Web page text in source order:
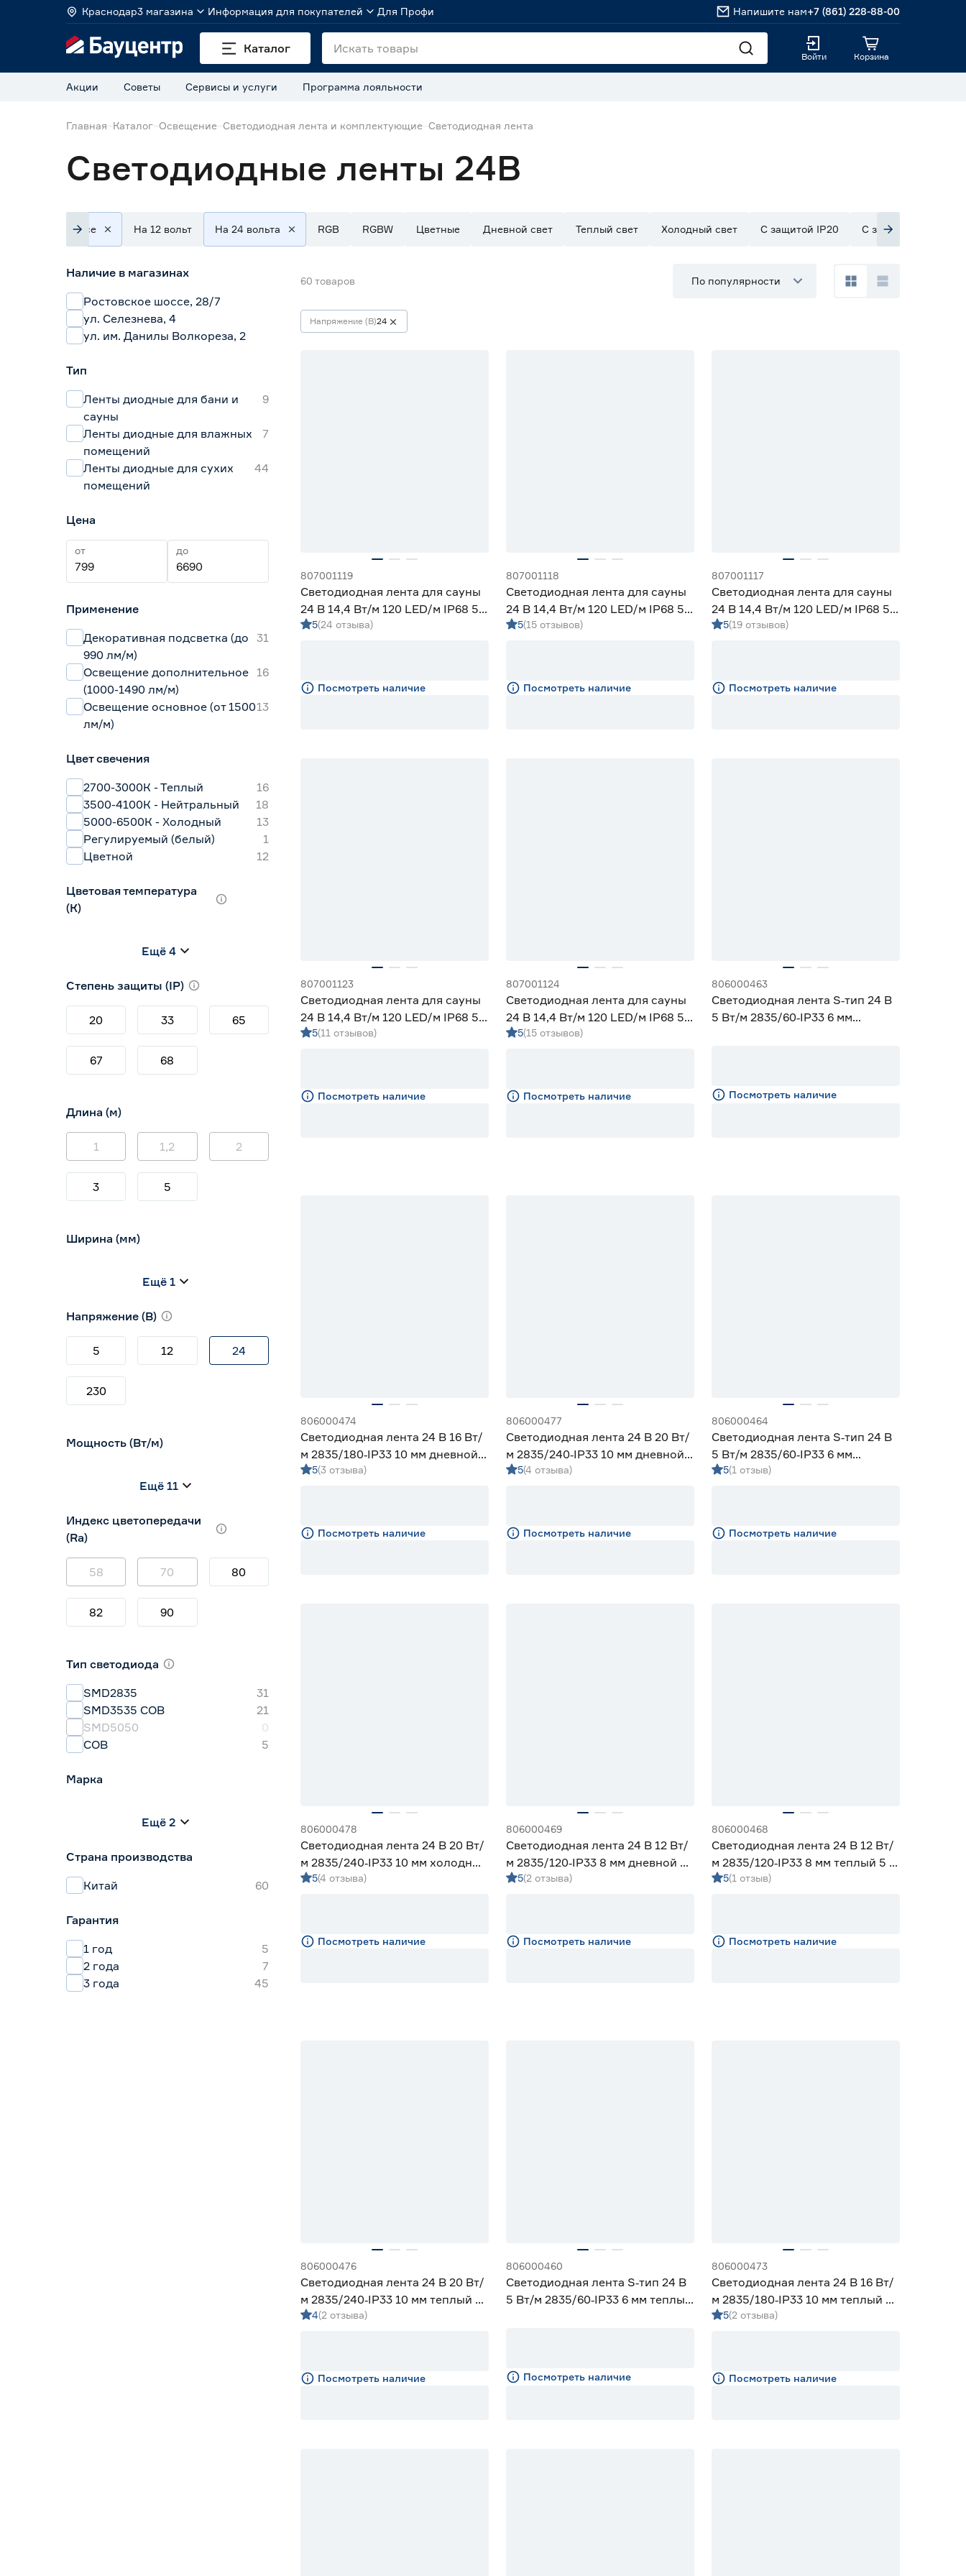
Краснодар3 магазина Информация для покупателей Для Профи Напишите нам+7 (861) 228-88-00
Каталог
Войти Корзина
Акции Советы Сервисы и услуги Программа лояльности
Главная Каталог Освещение Светодиодная лента и комплектующие Светодиодная лента
Светодиодные ленты 24В
Все На 12 вольт На 24 вольта RGB RGBW Цветные Дневной свет Теплый свет Холодный свет С защитой IP20 С защитой IP33
Наличие в магазинах
Ростовское шоссе, 28/7
ул. Селезнева, 4
ул. им. Данилы Волкореза, 2
Тип
Ленты диодные для бани и
сауны
9
Ленты диодные для влажных
помещений
7
Ленты диодные для сухих
помещений
44
Цена
от до
Применение
Декоративная подсветка (до
990 лм/м)
31
Освещение дополнительное
(1000-1490 лм/м)
16
Освещение основное (от 1500
лм/м)
13
Цвет свечения
2700-3000К - Теплый
16
3500-4100К - Нейтральный
18
5000-6500К - Холодный
13
Регулируемый (белый)
1
Цветной
12
Цветовая температура
(К)
2700-3000 (теплый)
3800-4200 (дневной)
4000 (нейтральный)
4
Ещё 4
Степень защиты (IP)
20 33 65
67 68
Длина (м)
1 1,2 2
3 5
Ширина (мм)
10 12
Ещё 1
Напряжение (В)
5 12 24
230
Мощность (Вт/м)
5 7
Ещё 11
Индекс цветопередачи
(Ra)
58 70 80
82 90
Тип светодиода
SMD2835
31
SMD3535 СОВ
21
SMD5050
0
СОВ
5
Марка
Navigator
Ещё 2
Страна производства
Китай
60
Гарантия
1 год
5
2 года
7
3 года
45
60 товаров По популярности
Напряжение (В)24
807001119
Светодиодная лента для сауны
24 В 14,4 Вт/м 120 LED/м IP68 5
м холодный свет Apeyron
5(24 отзыва)
Посмотреть наличие
807001118
Светодиодная лента для сауны
24 В 14,4 Вт/м 120 LED/м IP68 5
м нейтральный свет Apeyron
5(15 отзывов)
Посмотреть наличие
807001117
Светодиодная лента для сауны
24 В 14,4 Вт/м 120 LED/м IP68 5
м теплый свет Apeyron
5(19 отзывов)
Посмотреть наличие
807001123
Светодиодная лента для сауны
24 В 14,4 Вт/м 120 LED/м IP68 5
м синий свет Apeyron
5(11 отзывов)
Посмотреть наличие
807001124
Светодиодная лента для сауны
24 В 14,4 Вт/м 120 LED/м IP68 5
м зеленый свет Apeyron
5(15 отзывов)
Посмотреть наличие
806000463
Светодиодная лента S‑тип 24 В
5 Вт/м 2835/60‑IP33 6 мм
Посмотреть наличие
806000474
Светодиодная лента 24 В 16 Вт/
м 2835/180‑IP33 10 мм дневной 5
м Geniled
5(3 отзыва)
Посмотреть наличие
806000477
Светодиодная лента 24 В 20 Вт/
м 2835/240‑IP33 10 мм дневной 5
м Geniled
5(4 отзыва)
Посмотреть наличие
806000464
Светодиодная лента S‑тип 24 В
5 Вт/м 2835/60‑IP33 6 мм
холодный 5 м Geniled
5(1 отзыв)
Посмотреть наличие
806000478
Светодиодная лента 24 В 20 Вт/
м 2835/240‑IP33 10 мм холодный
5 м Geniled
5(4 отзыва)
Посмотреть наличие
806000469
Светодиодная лента 24 В 12 Вт/
м 2835/120‑IP33 8 мм дневной 5
м Geniled
5(2 отзыва)
Посмотреть наличие
806000468
Светодиодная лента 24 В 12 Вт/
м 2835/120‑IP33 8 мм теплый 5 м
Geniled
5(1 отзыв)
Посмотреть наличие
806000476
Светодиодная лента 24 В 20 Вт/
м 2835/240‑IP33 10 мм теплый 5
м Geniled
4(2 отзыва)
Посмотреть наличие
806000460
Светодиодная лента S‑тип 24 В
5 Вт/м 2835/60‑IP33 6 мм теплый
Посмотреть наличие
806000473
Светодиодная лента 24 В 16 Вт/
м 2835/180‑IP33 10 мм теплый 5
м Geniled
5(2 отзыва)
Посмотреть наличие